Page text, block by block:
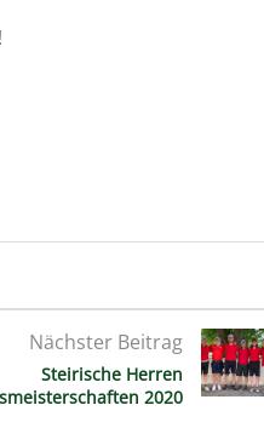
Nächster Beitrag
Steirische Herren
2020